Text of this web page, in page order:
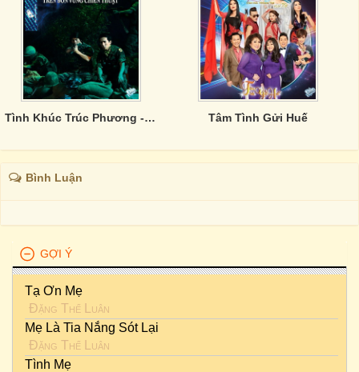
Tình Khúc Trúc Phương - Trên Bốn Vùng Chiến Thuật Tâm Tình Gửi Huế
Bình Luận
GỢI Ý
Tạ Ơn Mẹ
Đặng Thế Luân
Mẹ Là Tia Nắng Sót Lại
Đặng Thế Luân
Tình Mẹ